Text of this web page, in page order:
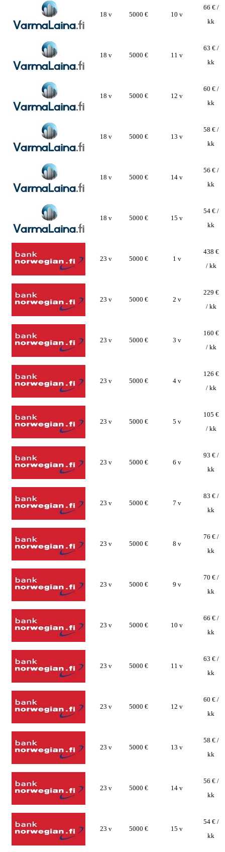
18 v 5000 € 10 v
66 € /
kk
18 v 5000 € 11 v
63 € /
kk
18 v 5000 € 12 v
60 € /
kk
18 v 5000 € 13 v
58 € /
kk
18 v 5000 € 14 v
56 € /
kk
18 v 5000 € 15 v
54 € /
kk
23 v 5000 € 1 v
438 €
/ kk
23 v 5000 € 2 v
229 €
/ kk
23 v 5000 € 3 v
160 €
/ kk
23 v 5000 € 4 v
126 €
/ kk
23 v 5000 € 5 v
105 €
/ kk
23 v 5000 € 6 v
93 € /
kk
23 v 5000 € 7 v
83 € /
kk
23 v 5000 € 8 v
76 € /
kk
23 v 5000 € 9 v
70 € /
kk
23 v 5000 € 10 v
66 € /
kk
23 v 5000 € 11 v
63 € /
kk
23 v 5000 € 12 v
60 € /
kk
23 v 5000 € 13 v
58 € /
kk
23 v 5000 € 14 v
56 € /
kk
23 v 5000 € 15 v
54 € /
kk